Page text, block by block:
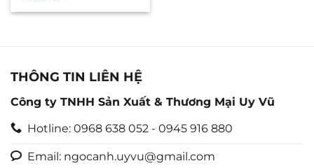
hạng
THÔNG TIN LIÊN HỆ
Công ty TNHH Sản Xuất & Thương Mại Uy Vũ
Hotline: 0968 638 052 - 0945 916 880
Email: ngocanh.uyvu@gmail.com